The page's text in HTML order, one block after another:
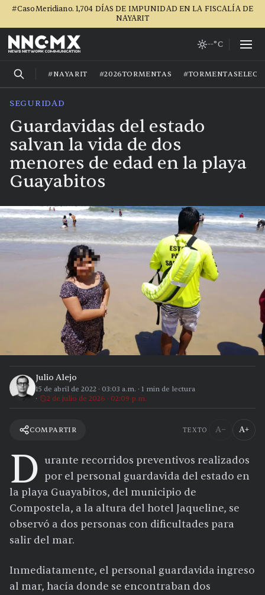
#CasoMeridiano. 1,704 DÍAS DE IMPUNIDAD EN LA FISCALÍA DE
NAYARIT
--°C
#NAYARIT #2026TORMENTAS
SEGURIDAD
Guardavidas del estado
salvan la vida de dos
menores de edad en la playa
Guayabitos
Julio Alejo
15 de abril de 2022 · 03:03 a.m. · 1 min de lectura
2 de julio de 2026 · 02:09 p.m.
COMPARTIR TEXTO A− A+
D urante recorridos preventivos realizados
por el personal guardavida del estado en
la playa Guayabitos, del municipio de
Compostela, a la altura del hotel Jaqueline, se
observó a dos personas con dificultades para
salir del mar.
Inmediatamente, el personal guardavida ingreso
al mar, hacía donde se encontraban dos